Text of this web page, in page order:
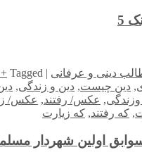
5
دینی و عرفانی |
Tagged
, دین چیست, دین و زندگی,
, عکس/ رفتند, عکس/
, که رفتند, که زیارت
اولین شهردار